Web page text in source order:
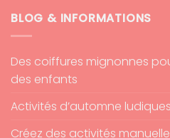
BLOG & INFORMATIONS
Des coiffures mignonnes
des enfants
Activités d’automne
Créez des activités